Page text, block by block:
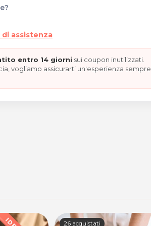
assistenza
entro 14 giorni sui coupon inutilizzati.
vogliamo assicurarti un'esperienza sempre
26 acquistati